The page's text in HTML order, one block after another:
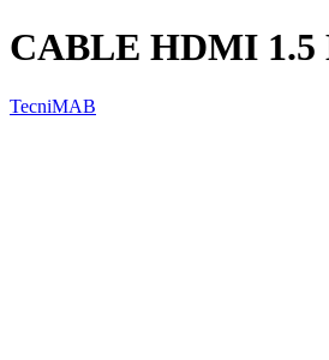
CABLE HDMI 1.5
TecniMAB